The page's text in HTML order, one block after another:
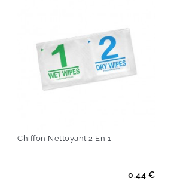
Chiffon Nettoyant 2 En 1
0.44 €